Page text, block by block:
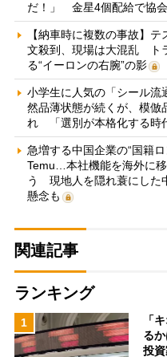
だ！」 金星4個配給で協
【納車時に複数の事故】
文殺到、現場は大混乱 ト
る“イーロンの右腕”の影
小学生に人気の「シール
然品薄状態が続くが、模倣
れ 「選別が本格化する時
急増する中国企業の“国籍
Temu…本社機能を海外に
う 現地人を隠れ蓑にした
懸念も
関連記事
ランキング
1
「
る
投